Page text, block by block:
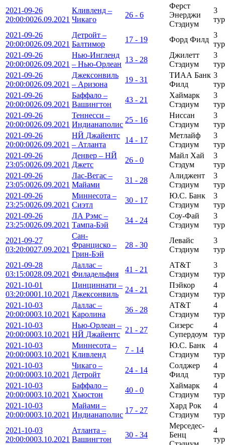
2021-09-26
20:00:0026.09.2021
Кливленд –
Чикаго
26 - 6
Ферст
Энерджи
Стэдиум
3
тур
2021-09-26
20:00:0026.09.2021
Детройт –
Балтимор
17 - 19 Форд Филд
3
тур
2021-09-26
20:00:0026.09.2021
Нью-Ингленд
– Нью-Орлеан
13 - 28
Джилетт
Стэдиум
3
тур
2021-09-26
20:00:0026.09.2021
Джексонвиль
– Аризона
19 - 31
ТИАА Банк
Филд
3
тур
2021-09-26
20:00:0026.09.2021
Баффало –
Вашингтон
43 - 21
Хаймарк
Стэдиум
3
тур
2021-09-26
20:00:0026.09.2021
Теннесси –
Индианаполис
25 - 16
Ниссан
Стэдиум
3
тур
2021-09-26
20:00:0026.09.2021
НЙ Джайентс
– Атланта
14 - 17
Метлайф
Стэдиум
3
тур
2021-09-26
23:05:0026.09.2021
Денвер – НЙ
Джетс
26 - 0
Майл Хай
Стэдум
3
тур
2021-09-26
23:05:0026.09.2021
Лас-Вегас –
Майами
31 - 28
Алиджент
Стэдиум
3
тур
2021-09-26
23:25:0026.09.2021
Миннесота –
Сиэтл
30 - 17
Ю.С. Банк
Стэдиум
3
тур
2021-09-26
23:25:0026.09.2021
ЛА Рэмс –
Тампа-Бэй
34 - 24
Соу-Фай
Стэдиум
3
тур
2021-09-27
03:20:0027.09.2021
Сан-
Франциско –
Грин-Бэй
28 - 30
Левайс
Стэдиум
3
тур
2021-09-28
03:15:0028.09.2021
Даллас –
Филадельфия
41 - 21
АТ&Т
Стэдиум
3
тур
2021-10-01
03:20:0001.10.2021
Цинциннати –
Джексонвиль
24 - 21
Пэйкор
Стэдиум
4
тур
2021-10-03
20:00:0003.10.2021
Даллас –
Каролина
36 - 28
АТ&Т
Стэдиум
4
тур
2021-10-03
20:00:0003.10.2021
Нью-Орлеан –
НЙ Джайентс
21 - 27
Сизерс
Супердоум
4
тур
2021-10-03
20:00:0003.10.2021
Миннесота –
Кливленд
7 - 14
Ю.С. Банк
Стэдиум
4
тур
2021-10-03
20:00:0003.10.2021
Чикаго –
Детройт
24 - 14
Солджер
Филд
4
тур
2021-10-03
20:00:0003.10.2021
Баффало –
Хьюстон
40 - 0
Хаймарк
Стэдиум
4
тур
2021-10-03
20:00:0003.10.2021
Майами –
Индианаполис
17 - 27
Хард Рок
Стэдиум
4
тур
2021-10-03
20:00:0003.10.2021
Атланта –
Вашингтон
30 - 34
Мерседес-
Бенц
4
тур